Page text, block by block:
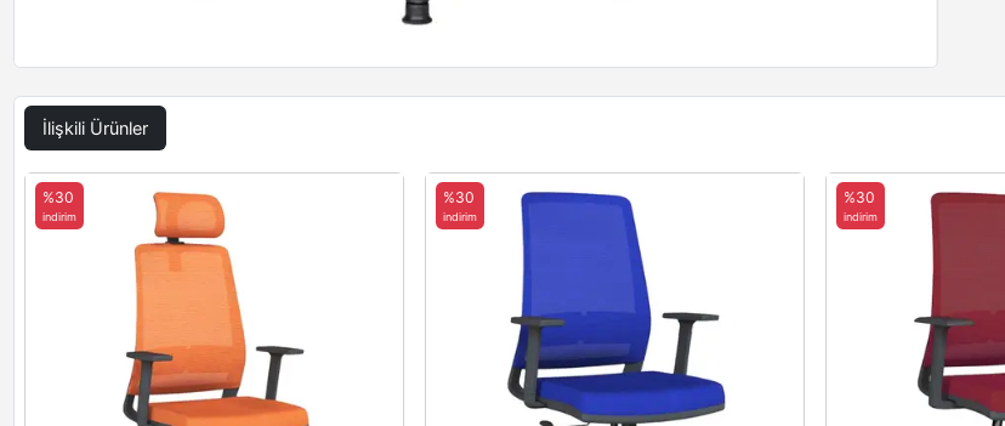
İlişkili Ürünler
%30
indirim
%30
indirim
%30
indirim